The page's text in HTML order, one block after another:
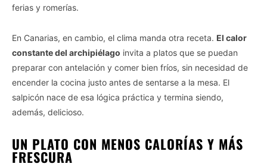
ferias y romerías.
En Canarias, en cambio, el clima manda otra receta. El calor
constante del archipiélago invita a platos que se puedan
preparar con antelación y comer bien fríos, sin necesidad de
encender la cocina justo antes de sentarse a la mesa. El
salpicón nace de esa lógica práctica y termina siendo,
además, delicioso.
UN PLATO CON MENOS CALORÍAS Y MÁS
FRESCURA